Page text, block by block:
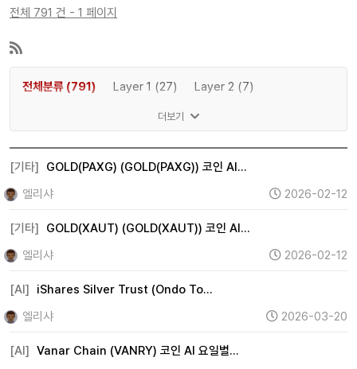
전체 791 건 - 1 페이지
전체분류 (791) Layer 1 (27)
Layer 2 (7)
Metaverse (4)
기타 (347)
더보기
[기타]
GOLD(PAXG) (GOLD(PAXG)) 코인 AI…
엘리샤
2026-02-12
[기타]
GOLD(XAUT) (GOLD(XAUT)) 코인 AI…
엘리샤
2026-02-12
[AI] iShares Silver Trust (Ondo To…
엘리샤
2026-03-20
[AI] Vanar Chain (VANRY) 코인 AI 요일별…